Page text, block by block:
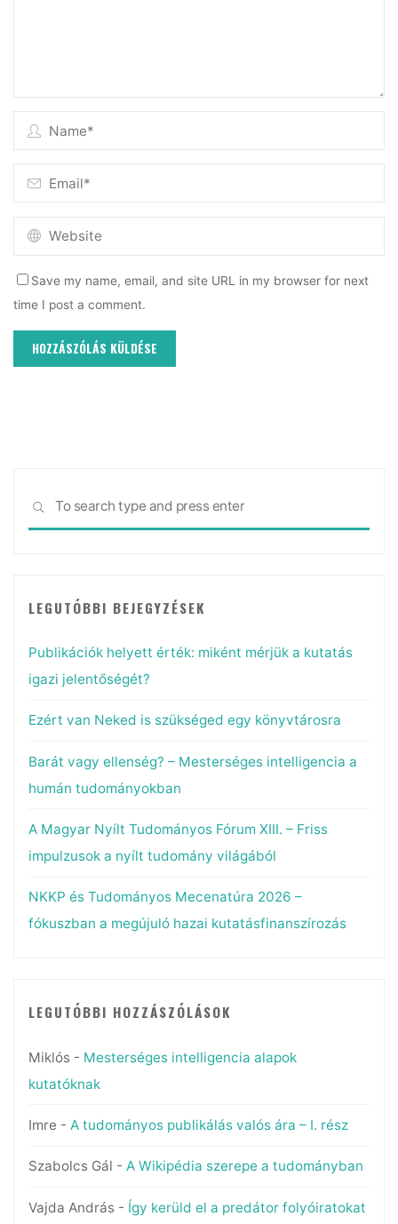
Save my name, email, and site URL in my browser for next
time I post a comment.
SEARCH
LEGUTÓBBI BEJEGYZÉSEK
Publikációk helyett érték: miként mérjük a kutatás
igazi jelentőségét?
Ezért van Neked is szükséged egy könyvtárosra
Barát vagy ellenség? – Mesterséges intelligencia a
humán tudományokban
A Magyar Nyílt Tudományos Fórum XIII. – Friss
impulzusok a nyílt tudomány világából
NKKP és Tudományos Mecenatúra 2026 –
fókuszban a megújuló hazai kutatásfinanszírozás
LEGUTÓBBI HOZZÁSZÓLÁSOK
Miklós- Mesterséges intelligencia alapok
kutatóknak
Imre - A tudományos publikálás valós ára – I. rész
Szabolcs Gál - A Wikipédia szerepe a tudományban
Vajda András- Így kerüld el a predátor folyóiratokat